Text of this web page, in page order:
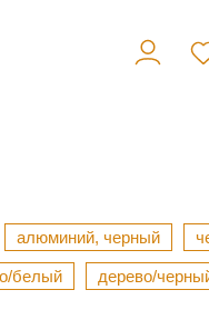
алюминий, черный
белый дерево/